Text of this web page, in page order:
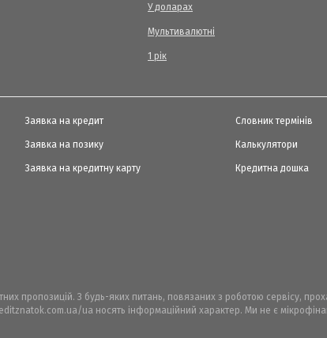
У доларах
Мультивалютні
1 рік
Заявка на кредит
Заявка на позику
Заявка на кредитну карту
Словник термінів
Калькулятори
Кредитна дошка
пропозицій. З будь-яких питань, повязаних з роботою сервісу,
ua носять інформаційний характер. Ми не є